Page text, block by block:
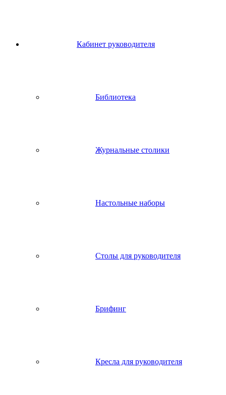
Кабинет руководителя
Библиотека
Журнальные столики
Настольные наборы
Столы для руководителя
Брифинг
Кресла для руководителя